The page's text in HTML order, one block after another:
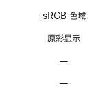
持
ProMotion
sRGB 色域
原彩显示
—
—